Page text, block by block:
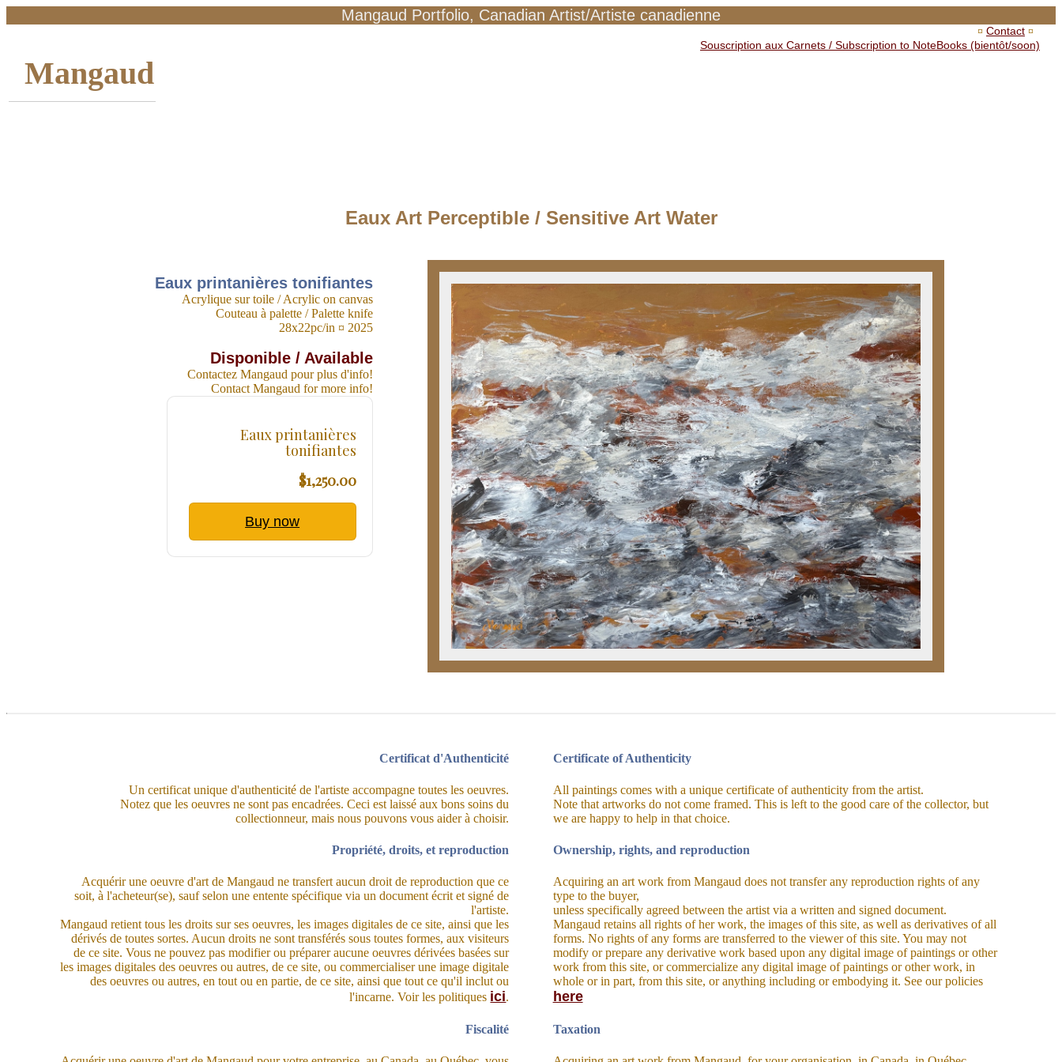
Mangaud Portfolio, Canadian Artist/Artiste canadienne
¤ Contact ¤
Souscription aux Carnets / Subscription to NoteBooks (bientôt/soon)
Mangaud
Eaux Art Perceptible / Sensitive Art Water
Eaux printanières tonifiantes
Acrylique sur toile / Acrylic on canvas
Couteau à palette / Palette knife
28x22pc/in ¤ 2025
Disponible / Available
Contactez Mangaud pour plus d'info!
Contact Mangaud for more info!
Eaux printanières
tonifiantes
$1,250.00
Buy now
Certificat d'Authenticité Certificate of Authenticity
Un certificat unique d'authenticité de l'artiste accompagne toutes les oeuvres.
Notez que les oeuvres ne sont pas encadrées. Ceci est laissé aux bons soins du
collectionneur, mais nous pouvons vous aider à choisir.
All paintings comes with a unique certificate of authenticity from the artist.
Note that artworks do not come framed. This is left to the good care of the collector, but
we are happy to help in that choice.
Propriété, droits, et reproduction Ownership, rights, and reproduction
Acquérir une oeuvre d'art de Mangaud ne transfert aucun droit de reproduction que ce
soit, à l'acheteur(se), sauf selon une entente spécifique via un document écrit et signé de
l'artiste.
Mangaud retient tous les droits sur ses oeuvres, les images digitales de ce site, ainsi que les
dérivés de toutes sortes. Aucun droits ne sont transférés sous toutes formes, aux visiteurs
de ce site. Vous ne pouvez pas modifier ou préparer aucune oeuvres dérivées basées sur
les images digitales des oeuvres ou autres, de ce site, ou commercialiser une image digitale
des oeuvres ou autres, en tout ou en partie, de ce site, ainsi que tout ce qu'il inclut ou
l'incarne. Voir les politiques ici.
Acquiring an art work from Mangaud does not transfer any reproduction rights of any
type to the buyer,
unless specifically agreed between the artist via a written and signed document.
Mangaud retains all rights of her work, the images of this site, as well as derivatives of all
forms. No rights of any forms are transferred to the viewer of this site. You may not
modify or prepare any derivative work based upon any digital image of paintings or other
work from this site, or commercialize any digital image of paintings or other work, in
whole or in part, from this site, or anything including or embodying it. See our policies
here
Fiscalité Taxation